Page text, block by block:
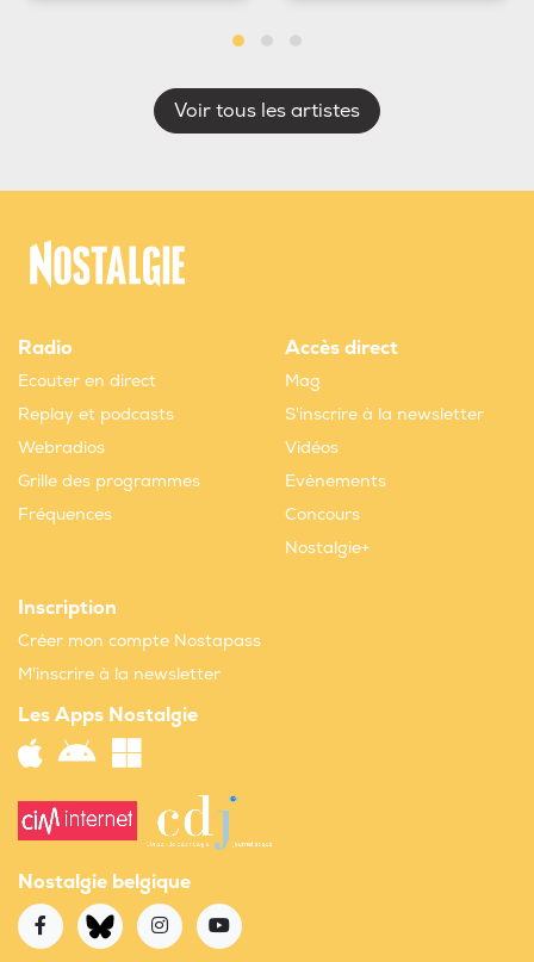
Voir tous les artistes
Radio
Ecouter en direct
Replay et podcasts
Webradios
Grille des programmes
Fréquences
Accès direct
Mag
S'inscrire à la newsletter
Vidéos
Evènements
Concours
Nostalgie+
Inscription
Créer mon compte Nostapass
M'inscrire à la newsletter
Les Apps Nostalgie
Nostalgie belgique